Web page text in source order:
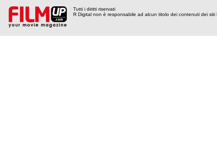
Tutti i diritti riservati
R Digital non è responsabile ad alcun titolo dei contenuti dei siti